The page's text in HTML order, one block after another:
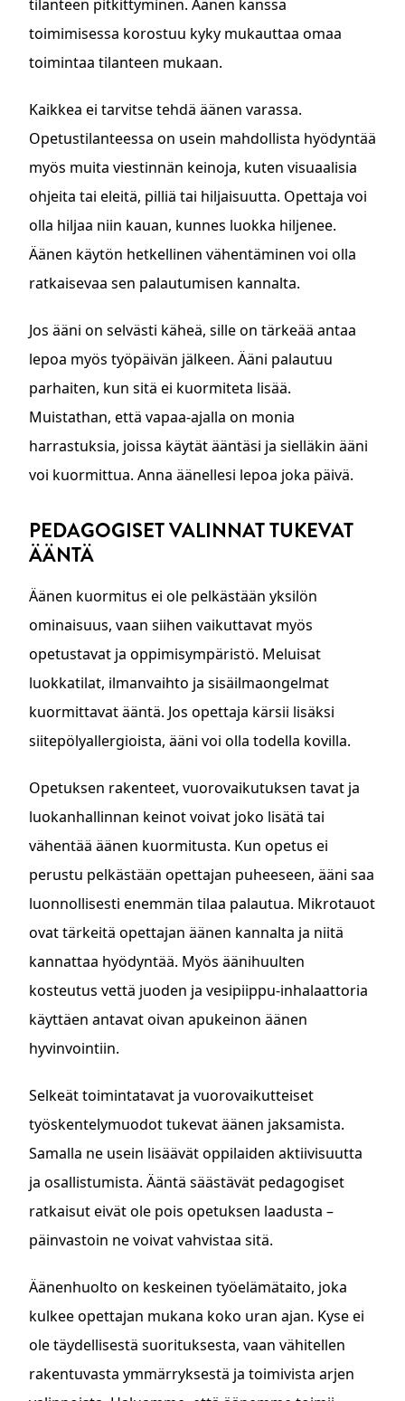
tilanteen pitkittyminen. Äänen kanssa
toimimisessa korostuu kyky mukauttaa omaa
toimintaa tilanteen mukaan.
Kaikkea ei tarvitse tehdä äänen varassa.
Opetustilanteessa on usein mahdollista hyödyntää
myös muita viestinnän keinoja, kuten visuaalisia
ohjeita tai eleitä, pilliä tai hiljaisuutta. Opettaja voi
olla hiljaa niin kauan, kunnes luokka hiljenee.
Äänen käytön hetkellinen vähentäminen voi olla
ratkaisevaa sen palautumisen kannalta.
Jos ääni on selvästi käheä, sille on tärkeää antaa
lepoa myös työpäivän jälkeen. Ääni palautuu
parhaiten, kun sitä ei kuormiteta lisää.
Muistathan, että vapaa-ajalla on monia
harrastuksia, joissa käytät ääntäsi ja sielläkin ääni
voi kuormittua. Anna äänellesi lepoa joka päivä.
PEDAGOGISET VALINNAT TUKEVAT
ÄÄNTÄ
Äänen kuormitus ei ole pelkästään yksilön
ominaisuus, vaan siihen vaikuttavat myös
opetustavat ja oppimisympäristö. Meluisat
luokkatilat, ilmanvaihto ja sisäilmaongelmat
kuormittavat ääntä. Jos opettaja kärsii lisäksi
siitepölyallergioista, ääni voi olla todella kovilla.
Opetuksen rakenteet, vuorovaikutuksen tavat ja
luokanhallinnan keinot voivat joko lisätä tai
vähentää äänen kuormitusta. Kun opetus ei
perustu pelkästään opettajan puheeseen, ääni saa
luonnollisesti enemmän tilaa palautua. Mikrotauot
ovat tärkeitä opettajan äänen kannalta ja niitä
kannattaa hyödyntää. Myös äänihuulten
kosteutus vettä juoden ja vesipiippu-inhalaattoria
käyttäen antavat oivan apukeinon äänen
hyvinvointiin.
Selkeät toimintatavat ja vuorovaikutteiset
työskentelymuodot tukevat äänen jaksamista.
Samalla ne usein lisäävät oppilaiden aktiivisuutta
ja osallistumista. Ääntä säästävät pedagogiset
ratkaisut eivät ole pois opetuksen laadusta –
päinvastoin ne voivat vahvistaa sitä.
Äänenhuolto on keskeinen työelämätaito, joka
kulkee opettajan mukana koko uran ajan. Kyse ei
ole täydellisestä suorituksesta, vaan vähitellen
rakentuvasta ymmärryksestä ja toimivista arjen